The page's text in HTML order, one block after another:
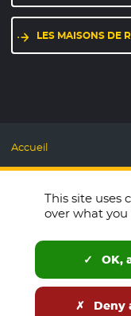
LES MAISONS DE
Accueil
Mentions légales
Données personnelles
Cookies
Espace presse
Télécharger le logo
English
This site uses
over what
OK,
Deny